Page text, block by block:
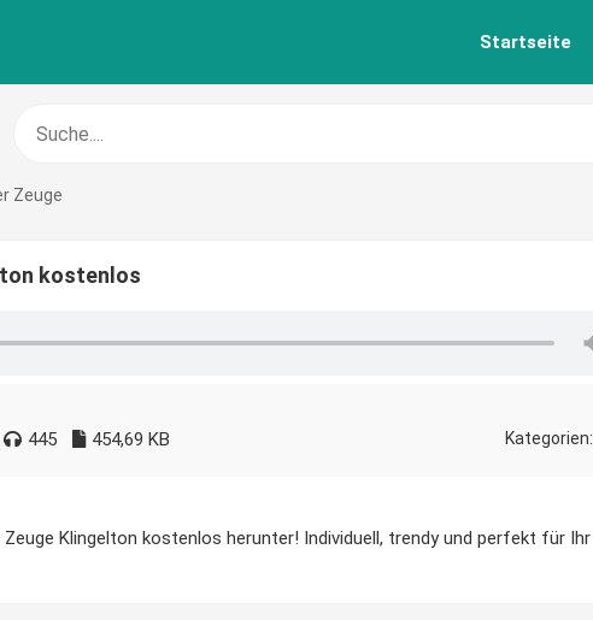
Startseite
Zeuge
kostenlos
445 454,69 KB Kategorien:
Klingelton kostenlos herunter! Individuell, trendy und perfekt für Ihr